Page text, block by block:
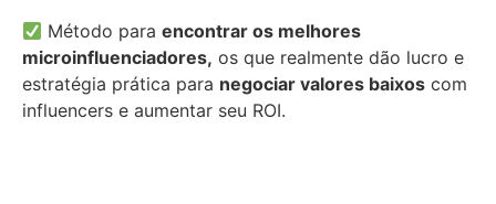
Método paraencontrar os melhores
microinfluenciadores, os que realmente dão lucro e
estratégia prática para negociar valores baixos com
influencers e aumentar seu ROI.